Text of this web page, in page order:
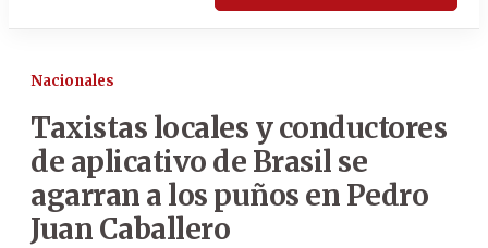
Nacionales
Taxistas locales y conductores
de aplicativo de Brasil se
agarran a los puños en Pedro
Juan Caballero